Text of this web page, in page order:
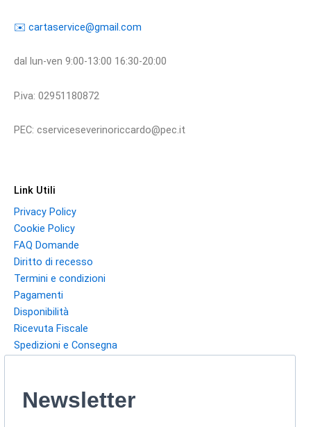
​​✉️ ​cartaservice@gmail.com
dal lun-ven 9:00-13:00 16:30-20:00
P.iva: 02951180872
PEC: cserviceseverinoriccardo@pec.it
Link Utili
Privacy Policy
Cookie Policy
FAQ Domande
Diritto di recesso
Termini e condizioni
Pagamenti
Disponibilità
Ricevuta Fiscale
Spedizioni e Consegna
Newsletter